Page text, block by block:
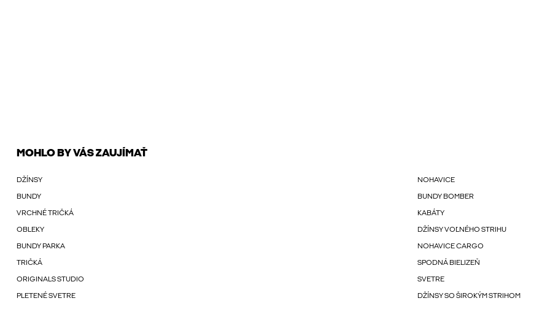
MOHLO BY VÁS ZAUJÍMAŤ
DŽÍNSY NOHAVICE
BUNDY BUNDY BOMBER
VRCHNÉ TRIČKÁ KABÁTY
OBLEKY DŽÍNSY VOĽNÉHO STRIHU
BUNDY PARKA NOHAVICE CARGO
TRIČKÁ SPODNÁ BIELIZEŇ
ORIGINALS STUDIO SVETRE
PLETENÉ SVETRE DŽÍNSY SO ŠIROKÝM STRIHOM